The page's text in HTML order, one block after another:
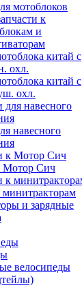
мотоблоков
к
и
китай с
охл.
китай с
охл.
навесного
Мотор Сич
минитракторам
и зарядные
велосипеды